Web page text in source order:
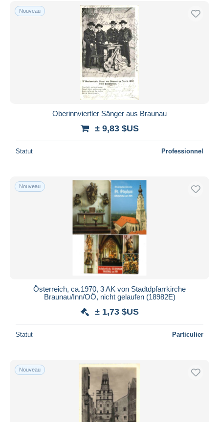
Uniquement en réduction
Livraison gratuite
Méthodes de paiement
Virement bancaire
Mastercard
iDeal
Monde entier
Appliquer
Nouveau
Oberinnviertler Sänger aus Braunau
± 9,83 $US
Statut Professionnel
Nouveau
Österreich, ca.1970, 3 AK von Stadtdpfarrkirche
Braunau/Inn/OÖ, nicht gelaufen (18982E)
± 1,73 $US
Statut Particulier
Nouveau